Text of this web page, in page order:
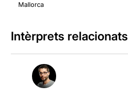
Mallorca
Intèrprets relacionats